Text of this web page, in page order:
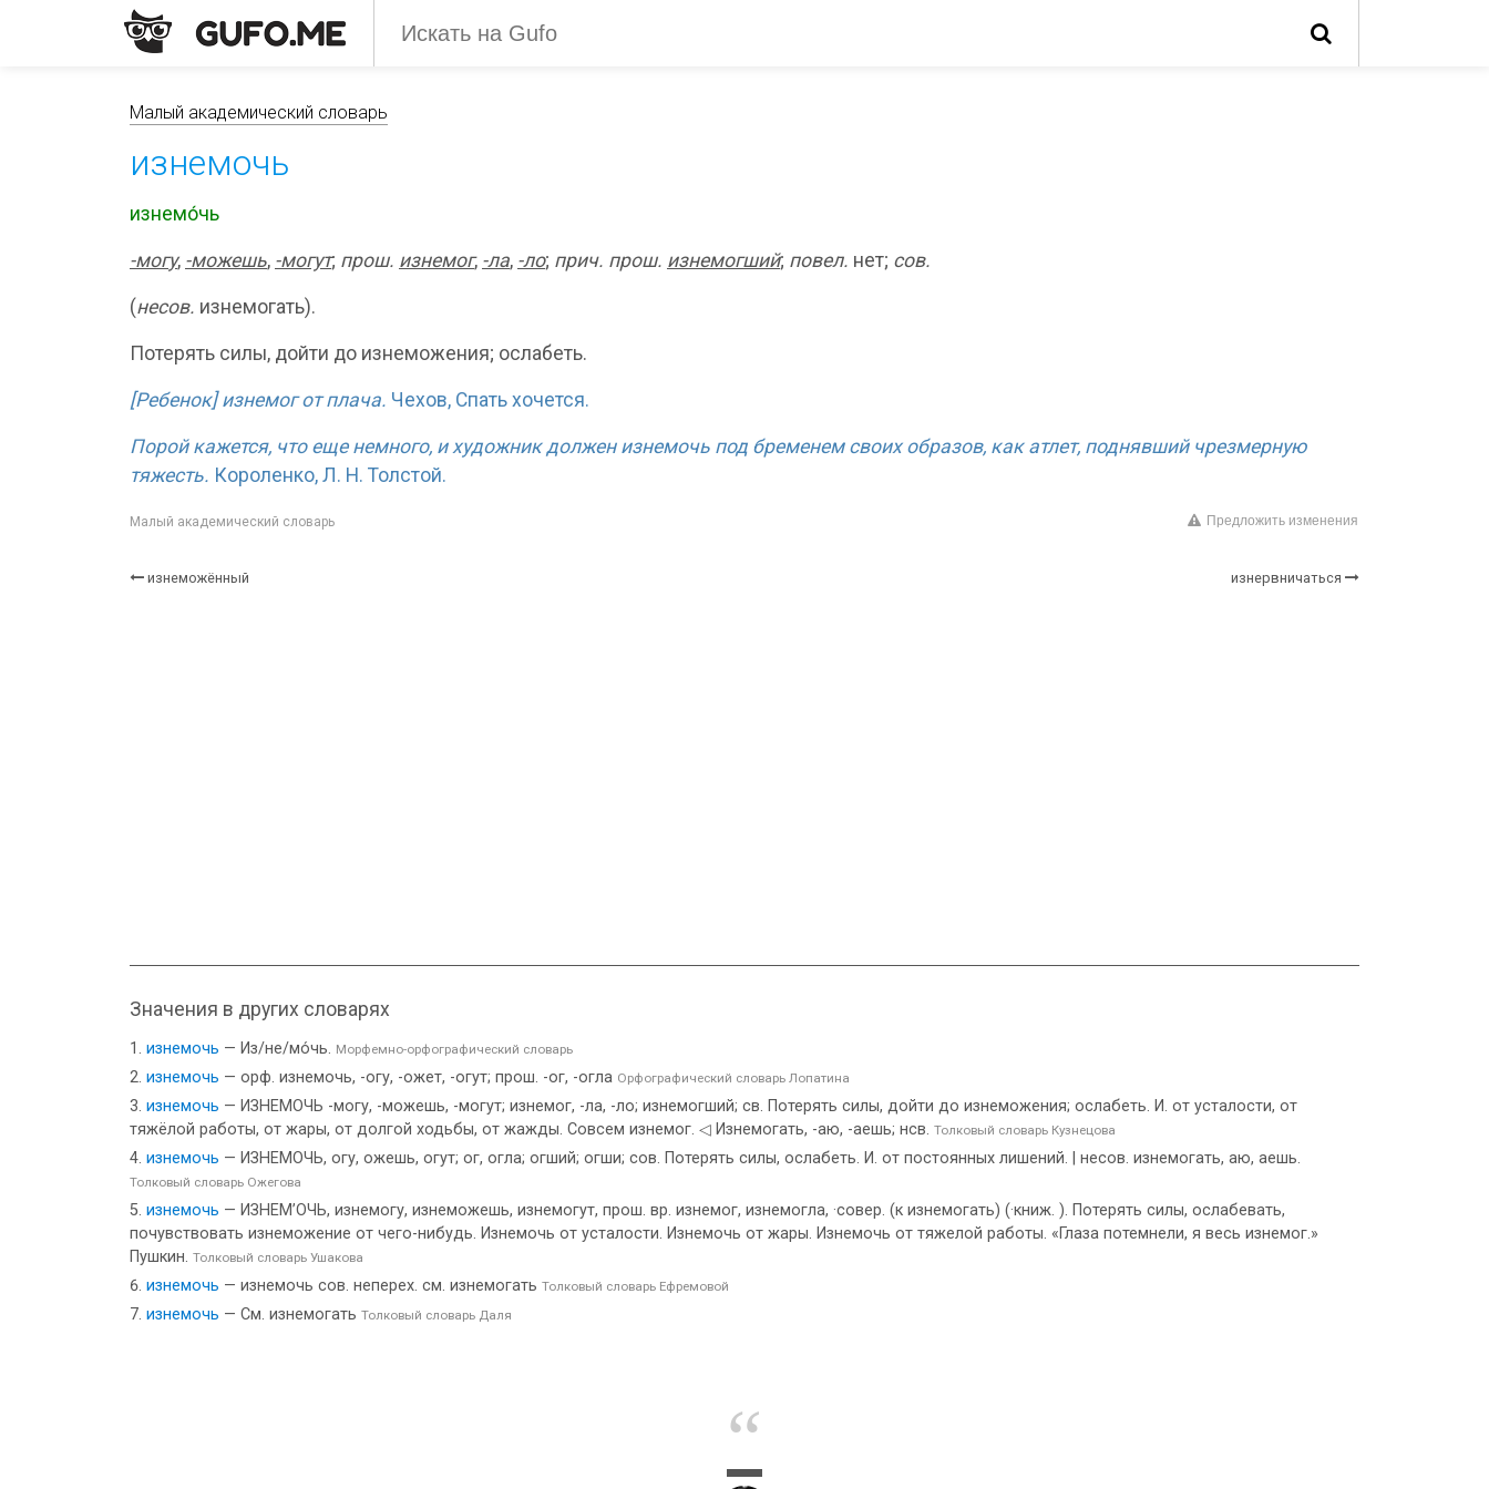
Малый академический словарь
изнемочь
изнемо́чь
-могу, -можешь, -могут; прош. изнемог, -ла, -ло; прич. прош. изнемогший; повел. нет; сов.
(несов. изнемогать).
Потерять силы, дойти до изнеможения; ослабеть.
[Ребенок] изнемог от плача. Чехов, Спать хочется.
Порой кажется, что еще немного, и художник должен изнемочь под бременем своих образов, как атлет, поднявший чрезмерную
тяжесть. Короленко, Л. Н. Толстой.
Малый академический словарь Предложить изменения
изнеможённый изнервничаться
Значения в других словарях
изнемочь — Из/не/мо́чь. Морфемно-орфографический словарь
изнемочь — орф. изнемочь, -огу, -ожет, -огут; прош. -ог, -огла Орфографический словарь Лопатина
изнемочь — ИЗНЕМОЧЬ -могу, -можешь, -могут; изнемог, -ла, -ло; изнемогший; св. Потерять силы, дойти до изнеможения; ослабеть. И. от усталости, от
тяжёлой работы, от жары, от долгой ходьбы, от жажды. Совсем изнемог. ◁ Изнемогать, -аю, -аешь; нсв. Толковый словарь Кузнецова
изнемочь — ИЗНЕМОЧЬ, огу, ожешь, огут; ог, огла; огший; огши; сов. Потерять силы, ослабеть. И. от постоянных лишений. | несов. изнемогать, аю, аешь.
Толковый словарь Ожегова
изнемочь — ИЗНЕМ’ОЧЬ, изнемогу, изнеможешь, изнемогут, прош. вр. изнемог, изнемогла, ·совер. (к изнемогать) (·книж. ). Потерять силы, ослабевать,
почувствовать изнеможение от чего-нибудь. Изнемочь от усталости. Изнемочь от жары. Изнемочь от тяжелой работы. «Глаза потемнели, я весь изнемог.»
Пушкин. Толковый словарь Ушакова
изнемочь — изнемочь сов. неперех. см. изнемогать Толковый словарь Ефремовой
изнемочь — См. изнемогать Толковый словарь Даля